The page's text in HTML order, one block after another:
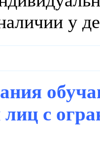
у
лиц с